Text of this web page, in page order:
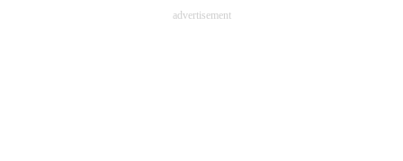
advertisement